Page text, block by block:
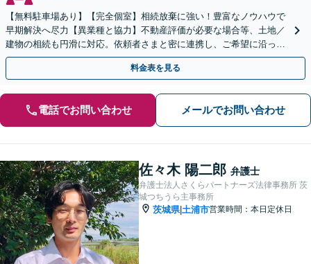
【無料駐車場あり】【完全個室】相続放棄に強い！豊富なノウハウで
早期解決へ尽力【異業種と協力】不動産評価が必要な場合等、土地／
建物の相続も円滑に対応。依頼者さまと密に連携し、ご希望に沿った
相続を目指します【夜間休日対応】【土浦駅よりバス3分】
料金表を見る
電話でお問い合わせ メールでお問い合わせ
佐々木 陽二郎 弁護士
弁護士法人さくらパートナーズ法律事務所 茨
城つちうら主事務所
茨城県| 土浦市営業時間：本日定休日